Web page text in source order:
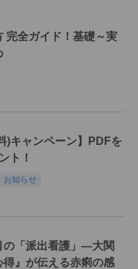
完全ガイド！基礎～実
)キャンペーン】PDFを
ト！
お知らせ
の「派出看護」―大関
』が伝える赤痢の感